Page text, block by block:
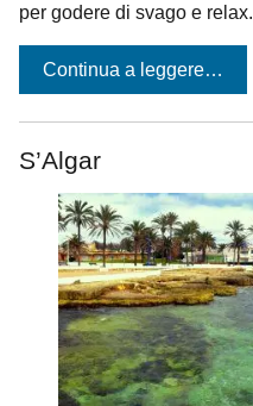
per godere di svago e relax.
Continua a leggere…
S’Algar